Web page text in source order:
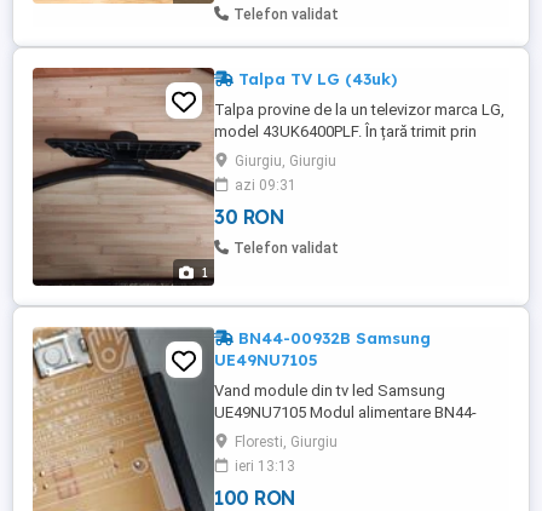
Telefon validat
1
Talpa TV LG (43uk)
Talpa provine de la un televizor marca LG,
model 43UK6400PLF. În țară trimit prin
curier pentru încă 20 lei în plus.
Giurgiu, Giurgiu
azi 09:31
30 RON
Telefon validat
BN44-00932B Samsung
UE49NU7105
Vand module din tv led Samsung
UE49NU7105 Modul alimentare BN44-
00932 - 100 lei Main board - vandut Barete
led - vandut Provine din tv cu displei spart
Module perfect functionale tetate Se
vinde pe bucati sau complet Pret
Floresti, Giurgiu
ieri 13:13
100 RON